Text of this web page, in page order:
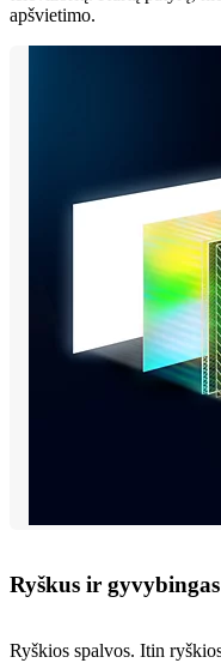
apšvietimo.
Ryškus ir
Ryškios spalvos. Itin